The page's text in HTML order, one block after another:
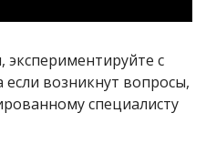
с
возникнут вопросы,
специалисту